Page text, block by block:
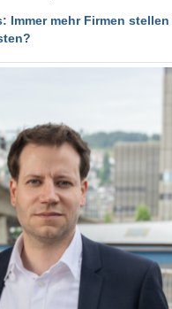
Immer mehr Firmen